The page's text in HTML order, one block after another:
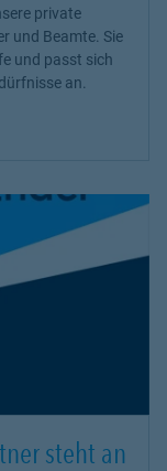
private
und Beamte. Sie
und passt sich
an.
steht an